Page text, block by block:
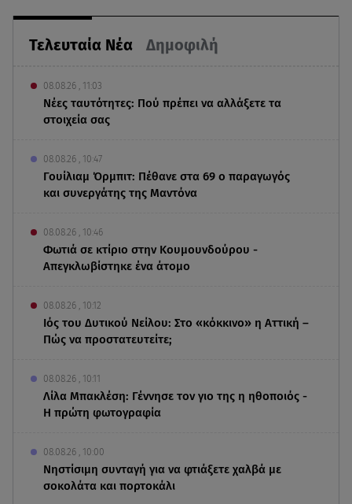
Τελευταία Νέα Δημοφιλή
08.08.26 , 11:03
Νέες ταυτότητες: Πού πρέπει να αλλάξετε τα
στοιχεία σας
08.08.26 , 10:47
Γουίλιαμ Όρμπιτ: Πέθανε στα 69 ο παραγωγός
και συνεργάτης της Μαντόνα
08.08.26 , 10:46
Φωτιά σε κτίριο στην Κουμουνδούρου -
Απεγκλωβίστηκε ένα άτομο
08.08.26 , 10:12
Ιός του Δυτικού Νείλου: Στο «κόκκινο» η Αττική –
Πώς να προστατευτείτε;
08.08.26 , 10:11
Λίλα Μπακλέση: Γέννησε τον γιο της η ηθοποιός -
Η πρώτη φωτογραφία
08.08.26 , 10:00
Νηστίσιμη συνταγή για να φτιάξετε χαλβά με
σοκολάτα και πορτοκάλι